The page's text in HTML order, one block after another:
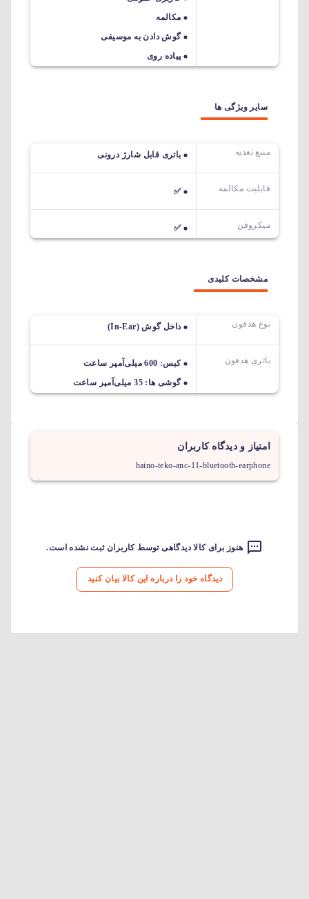
مکالمه
گوش دادن به موسیقی
پیاده روی
سایر ویژگی ها
منبع تغذیه باتری قابل شارژ درونی
قابلیت مکالمه ✅
میکروفن ✅
مشخصات کلیدی
نوع هدفون داخل گوش (In-Ear)
باتری هدفون
کیس: 600 میلی‌آمپر ساعت
گوشی ها: 35 میلی‌آمپر ساعت
امتیاز و دیدگاه کاربران
haino-teko-anc-11-bluetooth-earphone
هنوز برای کالا دیدگاهی توسط کاربران ثبت نشده است.
دیدگاه خود را درباره این کالا بیان کنید